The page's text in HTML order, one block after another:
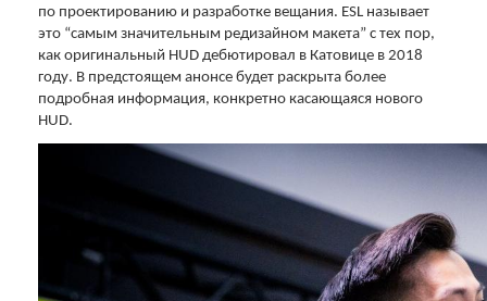
по проектированию и разработке вещания. ESL называет
это “самым значительным редизайном макета” с тех пор,
как оригинальный HUD дебютировал в Катовице в 2018
году. В предстоящем анонсе будет раскрыта более
подробная информация, конкретно касающаяся нового
HUD.